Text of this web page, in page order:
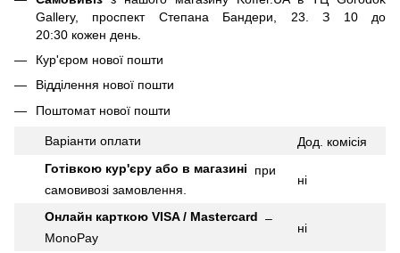
Gallery, проспект Степана Бандери, 23. З 10 до
20:30 кожен день.
Кур'єром нової пошти
Відділення нової пошти
Поштомат нової пошти
Варіанти оплати Дод. комісія
Готівкою кур'єру або в магазині при
самовивозі замовлення.
ні
Онлайн карткою VISA / Mastercard –
MonoPay
ні